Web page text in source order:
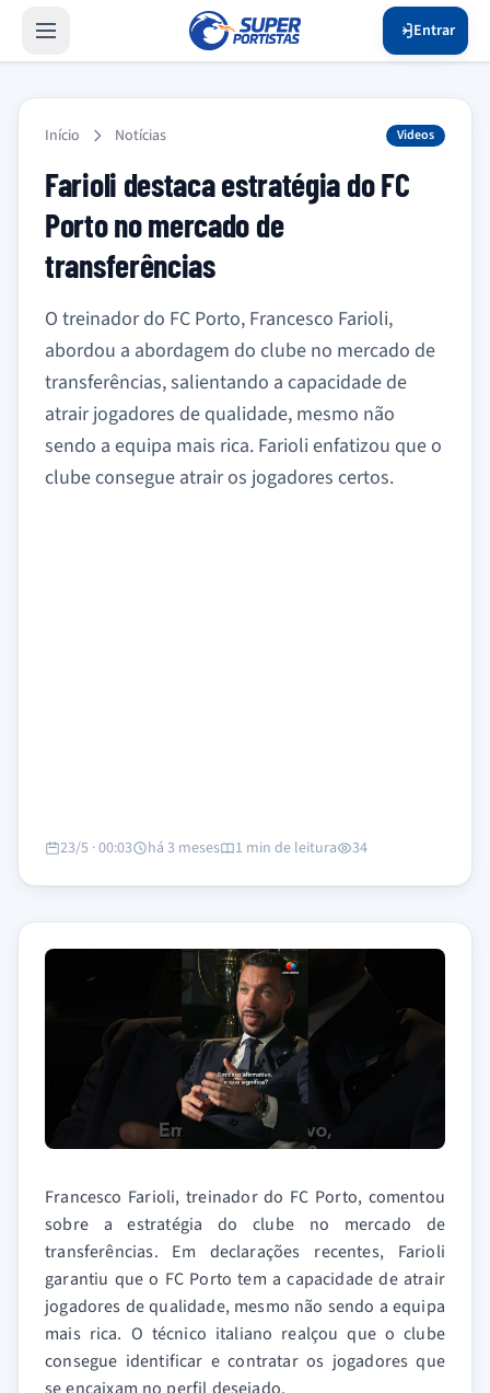
Entrar
Início Notícias Videos
Farioli destaca estratégia do FC
Porto no mercado de
transferências
O treinador do FC Porto, Francesco Farioli,
abordou a abordagem do clube no mercado de
transferências, salientando a capacidade de
atrair jogadores de qualidade, mesmo não
sendo a equipa mais rica. Farioli enfatizou que o
clube consegue atrair os jogadores certos.
23/5 · 00:03 há 3 meses 1 min de leitura 34
Francesco Farioli, treinador do FC Porto, comentou
sobre a estratégia do clube no mercado de
transferências. Em declarações recentes, Farioli
garantiu que o FC Porto tem a capacidade de atrair
jogadores de qualidade, mesmo não sendo a equipa
mais rica. O técnico italiano realçou que o clube
consegue identificar e contratar os jogadores que